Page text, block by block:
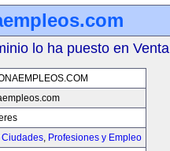
lo ha puesto en Venta
Ciudades, Profesiones y Empleo